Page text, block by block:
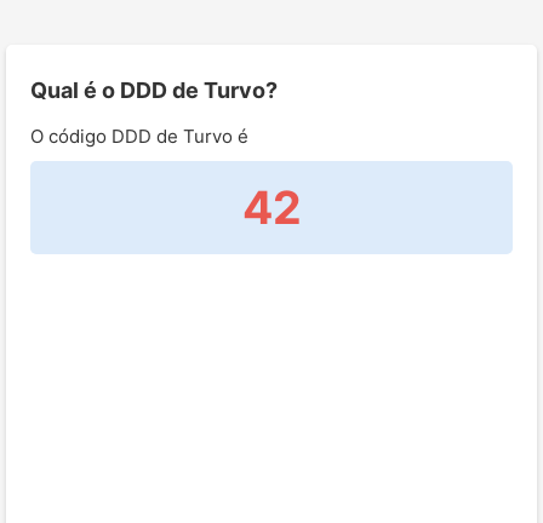
Qual é o DDD de Turvo?
O código DDD de Turvo é
42